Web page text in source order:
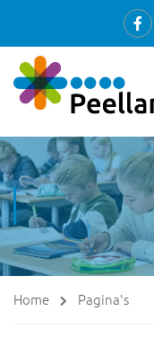
Home Pagina's